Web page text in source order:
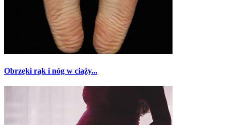
Obrzęki rąk i nóg w ciąży...